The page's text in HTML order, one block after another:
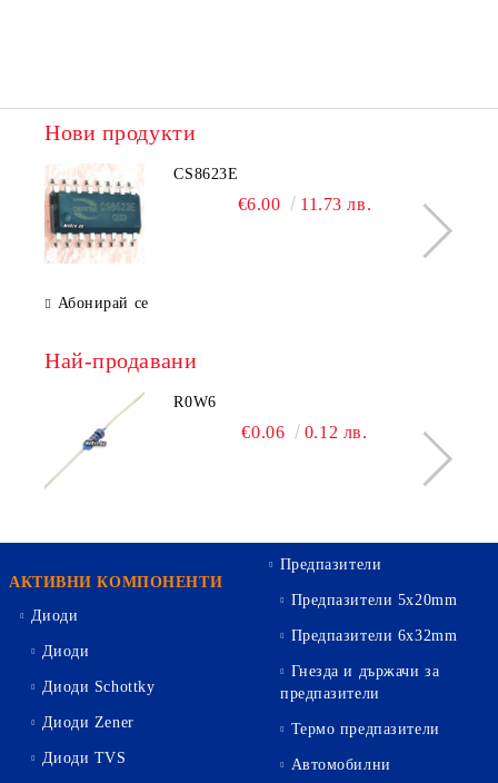
Нови продукти
CS8623E
€6.00 11.73 лв.
Абонирай се
Най-продавани
R0W6
€0.06 0.12 лв.
АКТИВНИ КОМПОНЕНТИ
Диоди
Диоди
Диоди Schottky
Диоди Zener
Диоди TVS
Предпазители
Предпазители 5х20mm
Предпазители 6х32mm
Гнезда и държачи за
предпазители
Термо предпазители
Автомобилни